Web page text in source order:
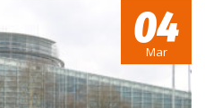
04
Mar